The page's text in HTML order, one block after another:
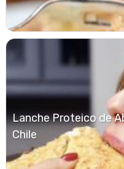
Lanche Proteico de
Chile